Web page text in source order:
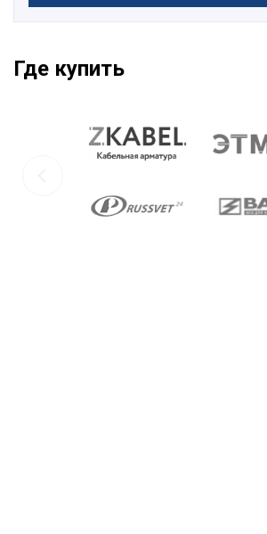
Где купить